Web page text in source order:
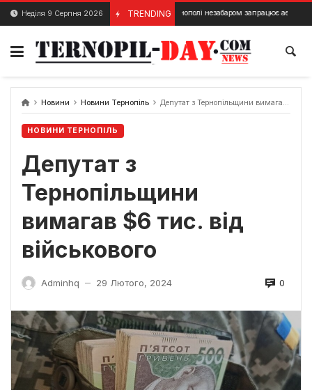
Skip
content
Неділя 9 Серпня 2026 TRENDING
14 Квітня, 2024 У Тернополі незабаром запрацює аераційний
Новини Новини Тернопіль Депутат з Тернопільщини вимагав $6 тис. від військового
НОВИНИ ТЕРНОПІЛЬ
Депутат з
Тернопільщини
вимагав $6 тис. від
військового
Adminhq — 29 Лютого, 2024 0